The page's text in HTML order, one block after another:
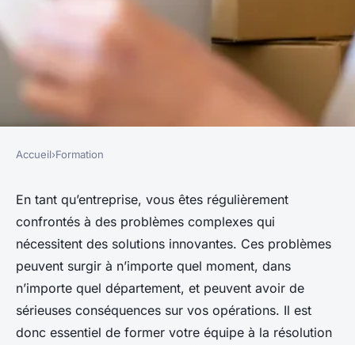
Comment former à la
résolution de problèmes
complexes ?
cyrille•18 février 2024•6 min de lecture
Accueil›Formation
En tant qu’entreprise, vous êtes régulièrement
confrontés à des problèmes complexes qui
nécessitent des solutions innovantes. Ces problèmes
peuvent surgir à n’importe quel moment, dans
n’importe quel département, et peuvent avoir de
sérieuses conséquences sur vos opérations. Il est
donc essentiel de former votre équipe à la résolution